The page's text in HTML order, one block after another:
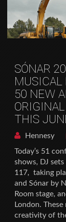
SÓNAR
MUSICAL
50 NEW
THIS
Hennesy
Today’s 51
shows, DJ
117, taking
and Sónar by
Room stage,
London.
creativity of